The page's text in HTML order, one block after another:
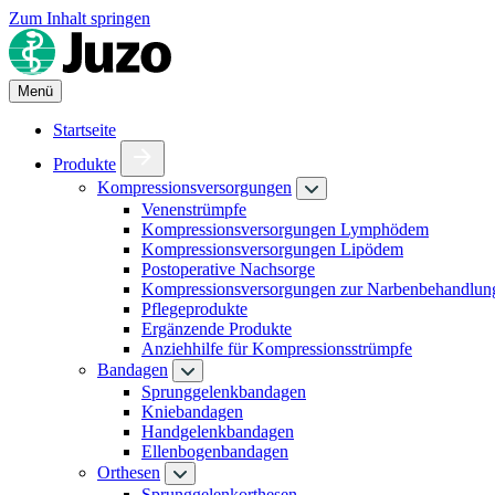
Zum Inhalt springen
Menü
Startseite
Produkte
Kompressionsversorgungen
Venenstrümpfe
Kompressionsversorgungen Lymphödem
Kompressionsversorgungen Lipödem
Postoperative Nachsorge
Kompressionsversorgungen zur
Pflegeprodukte
Ergänzende Produkte
Anziehhilfe für Kompressionsstrümpfe
Bandagen
Sprunggelenkbandagen
Kniebandagen
Handgelenkbandagen
Ellenbogenbandagen
Orthesen